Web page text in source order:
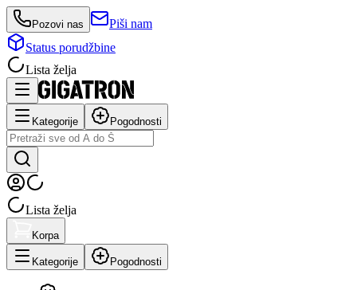
Pozovi nas
Piši nam
Status porudžbine
Lista želja
Kategorije Pogodnosti
Lista želja
Korpa
Kategorije Pogodnosti